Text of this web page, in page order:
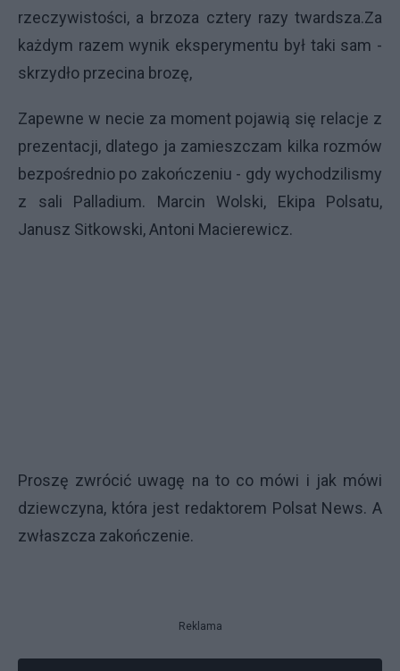
rzeczywistości, a brzoza cztery razy twardsza.Za
każdym razem wynik eksperymentu był taki sam -
skrzydło przecina brozę,
Zapewne w necie za moment pojawią się relacje z
prezentacji, dlatego ja zamieszczam kilka rozmów
bezpośrednio po zakończeniu - gdy wychodzilismy
z sali Palladium. Marcin Wolski, Ekipa Polsatu,
Janusz Sitkowski, Antoni Macierewicz.
Proszę zwrócić uwagę na to co mówi i jak mówi
dziewczyna, która jest redaktorem Polsat News. A
zwłaszcza zakończenie.
Reklama